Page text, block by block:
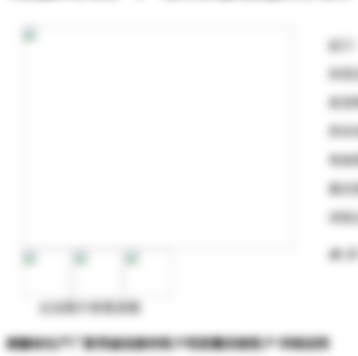
耐酸砖生产厂家用诚信接待客户用质量回馈客户 详细说明